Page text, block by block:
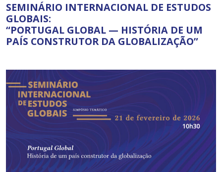
SEMINÁRIO INTERNACIONAL DE ESTUDOS
GLOBAIS:
“PORTUGAL GLOBAL — HISTÓRIA DE UM
PAÍS CONSTRUTOR DA GLOBALIZAÇÃO”